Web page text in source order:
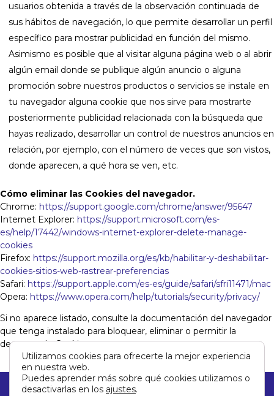
usuarios obtenida a través de la observación continuada de
sus hábitos de navegación, lo que permite desarrollar un perfil
específico para mostrar publicidad en función del mismo.
Asimismo es posible que al visitar alguna página web o al abrir
algún email donde se publique algún anuncio o alguna
promoción sobre nuestros productos o servicios se instale en
tu navegador alguna cookie que nos sirve para mostrarte
posteriormente publicidad relacionada con la búsqueda que
hayas realizado, desarrollar un control de nuestros anuncios en
relación, por ejemplo, con el número de veces que son vistos,
donde aparecen, a qué hora se ven, etc.
Cómo eliminar las Cookies del navegador.
Chrome: https://support.google.com/chrome/answer/95647
Internet Explorer: https://support.microsoft.com/es-
es/help/17442/windows-internet-explorer-delete-manage-
cookies
Firefox: https://support.mozilla.org/es/kb/habilitar-y-deshabilitar-
cookies-sitios-web-rastrear-preferencias
Safari: https://support.apple.com/es-es/guide/safari/sfri11471/mac
Opera: https://www.opera.com/help/tutorials/security/privacy/
Si no aparece listado, consulte la documentación del navegador
que tenga instalado para bloquear, eliminar o permitir la
descarga de Cookies
Utilizamos cookies para ofrecerte la mejor experiencia
en nuestra web.
Puedes aprender más sobre qué cookies utilizamos o
desactivarlas en los ajustes.